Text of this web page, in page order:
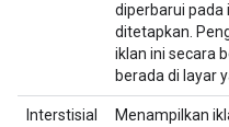
diperbarui pada
ditetapkan.
iklan ini secara
berada di layar
Interstisial
Menampilkan